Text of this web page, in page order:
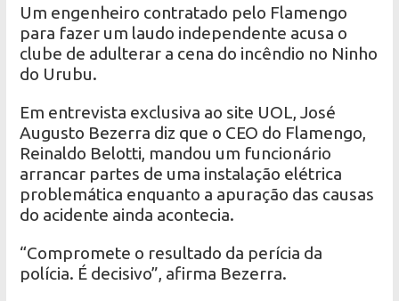
Um engenheiro contratado pelo Flamengo
para fazer um laudo independente acusa o
clube de adulterar a cena do incêndio no Ninho
do Urubu.
Em entrevista exclusiva ao site UOL, José
Augusto Bezerra diz que o CEO do Flamengo,
Reinaldo Belotti, mandou um funcionário
arrancar partes de uma instalação elétrica
problemática enquanto a apuração das causas
do acidente ainda acontecia.
“Compromete o resultado da perícia da
polícia. É decisivo”, afirma Bezerra.